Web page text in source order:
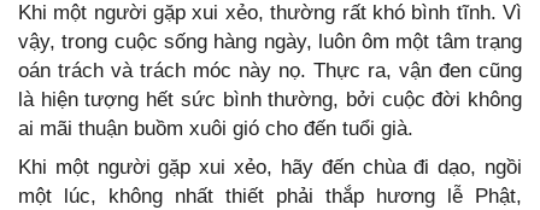
Khi một người gặp xui xẻo, thường rất khó bình tĩnh. Vì
vậy, trong cuộc sống hàng ngày, luôn ôm một tâm trạng
oán trách và trách móc này nọ. Thực ra, vận đen cũng
là hiện tượng hết sức bình thường, bởi cuộc đời không
ai mãi thuận buồm xuôi gió cho đến tuổi già.
Khi một người gặp xui xẻo, hãy đến chùa đi dạo, ngồi
một lúc, không nhất thiết phải thắp hương lễ Phật,